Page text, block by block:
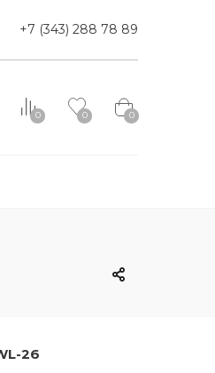
+7 (343) 288 78 89
0 0 0
26